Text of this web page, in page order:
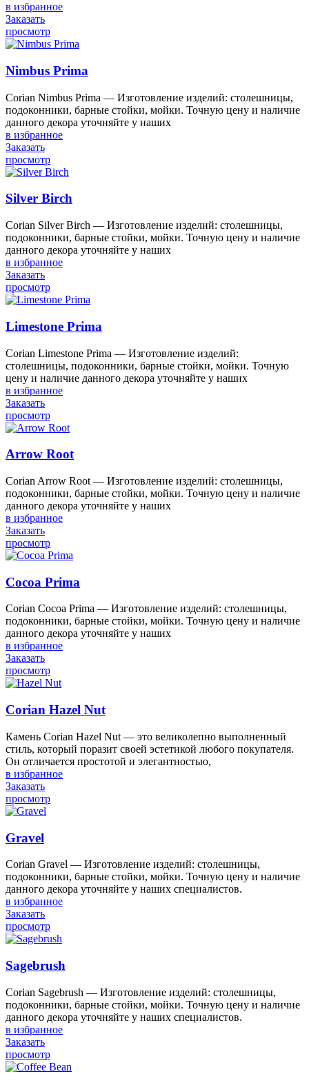
в избранное
Заказать
просмотр
Nimbus Prima
Corian Nimbus Prima — Изготовление изделий: столешницы,
подоконники, барные стойки, мойки. Точную цену и наличие
данного декора уточняйте у наших
в избранное
Заказать
просмотр
Silver Birch
Corian Silver Birch — Изготовление изделий: столешницы,
подоконники, барные стойки, мойки. Точную цену и наличие
данного декора уточняйте у наших
в избранное
Заказать
просмотр
Limestone Prima
Corian Limestone Prima — Изготовление изделий:
столешницы, подоконники, барные стойки, мойки. Точную
цену и наличие данного декора уточняйте у наших
в избранное
Заказать
просмотр
Arrow Root
Corian Arrow Root — Изготовление изделий: столешницы,
подоконники, барные стойки, мойки. Точную цену и наличие
данного декора уточняйте у наших
в избранное
Заказать
просмотр
Cocoa Prima
Corian Cocoa Prima — Изготовление изделий: столешницы,
подоконники, барные стойки, мойки. Точную цену и наличие
данного декора уточняйте у наших
в избранное
Заказать
просмотр
Corian Hazel Nut
Камень Corian Hazel Nut — это великолепно выполненный
стиль, который поразит своей эстетикой любого покупателя.
Он отличается простотой и элегантностью,
в избранное
Заказать
просмотр
Gravel
Corian Gravel — Изготовление изделий: столешницы,
подоконники, барные стойки, мойки. Точную цену и наличие
данного декора уточняйте у наших специалистов.
в избранное
Заказать
просмотр
Sagebrush
Corian Sagebrush — Изготовление изделий: столешницы,
подоконники, барные стойки, мойки. Точную цену и наличие
данного декора уточняйте у наших специалистов.
в избранное
Заказать
просмотр